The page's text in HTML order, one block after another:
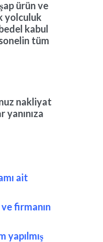
ürün ve
yolculuk
kabul
tüm
nakliyat
ait
firmanın
yapılmış